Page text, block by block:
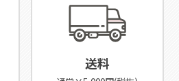
送料